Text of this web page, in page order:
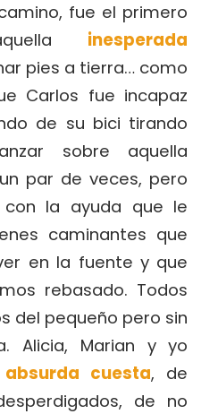
fue el primero
inesperada
pies a tierra… como
Carlos fue incapaz
de su bici tirando
sobre aquella
par de veces, pero
la ayuda que le
caminantes que
en la fuente y que
rebasado. Todos
del pequeño pero sin
Alicia, Marian y yo
cuesta, de
de no